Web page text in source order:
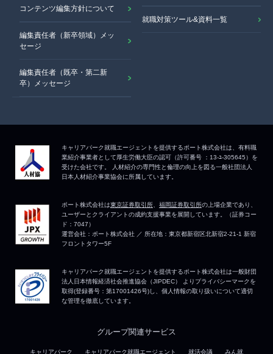
コンテンツ編集方針について
編集責任者（新卒領域）メッ
セージ
編集責任者（既卒・第二新
卒）メッセージ
就職対策ツール&資料一覧